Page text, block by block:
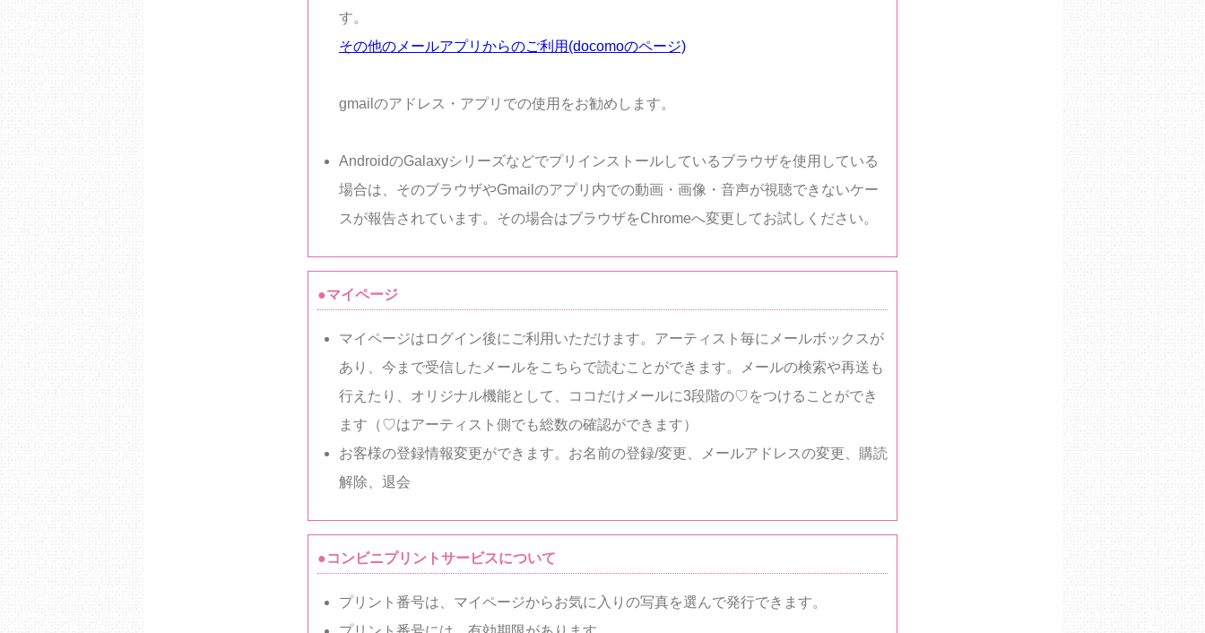
す。
その他のメールアプリからのご利用(docomoのページ)
gmailのアドレス・アプリでの使用をお勧めします。
AndroidのGalaxyシリーズなどでプリインストールしているブラウザを使用している
場合は、そのブラウザやGmailのアプリ内での動画・画像・音声が視聴できないケー
スが報告されています。その場合はブラウザをChromeへ変更してお試しください。
●マイページ
マイページはログイン後にご利用いただけます。アーティスト毎にメールボックスが
あり、今まで受信したメールをこちらで読むことができます。メールの検索や再送も
行えたり、オリジナル機能として、ココだけメールに3段階の♡をつけることができ
ます（♡はアーティスト側でも総数の確認ができます）
お客様の登録情報変更ができます。お名前の登録/変更、メールアドレスの変更、購読
解除、退会
●コンビニプリントサービスについて
プリント番号は、マイページからお気に入りの写真を選んで発行できます。